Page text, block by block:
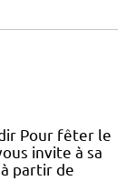
Pour fêter le
invite à sa
partir de